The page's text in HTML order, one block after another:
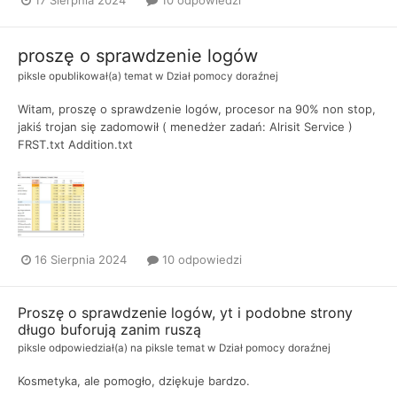
proszę o sprawdzenie logów
piksle opublikował(a) temat w Dział pomocy doraźnej
Witam, proszę o sprawdzenie logów, procesor na 90% non stop,
jakiś trojan się zadomowił ( menedżer zadań: Alrisit Service )
FRST.txt Addition.txt
16 Sierpnia 2024 10 odpowiedzi
Proszę o sprawdzenie logów, yt i podobne strony
długo buforują zanim ruszą
piksle odpowiedział(a) na piksle temat w Dział pomocy doraźnej
Kosmetyka, ale pomogło, dziękuje bardzo.